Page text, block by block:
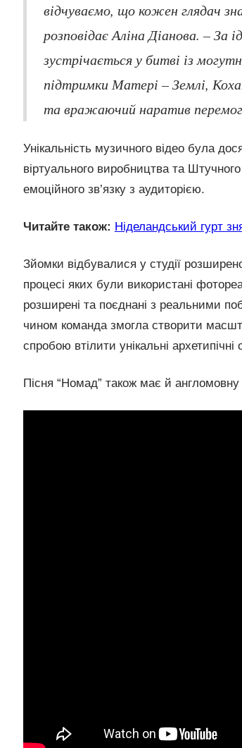
відчуваємо, що кожен глядач
розповідає Аліна Діанова. – За
зустрічається у битві із
підтримки Матері – Землі,
та вражаючий наратив
Унікальність музичного відео була
віртуального виробництва та
емоційного зв’язку з аудиторією.
Читайте також: Ніделандський гурт
Зйомки відбувалися у студії
процесі яких були використані
розширені та поєднані з реальними
чином команда змогла створити
спробою втілити унікальні
Пісня “Номад” також має й